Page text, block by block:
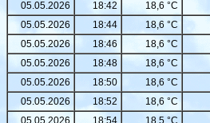
05.05.2026
18:42 18,6 °C
05.05.2026
18:44 18,6 °C
05.05.2026
18:46 18,6 °C
05.05.2026
18:48 18,6 °C
05.05.2026
18:50 18,6 °C
05.05.2026
18:52 18,6 °C
05.05.2026
18:54 18,5 °C